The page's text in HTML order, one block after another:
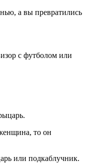
а вы превратились
с футболом или
то он
или подкаблучник.